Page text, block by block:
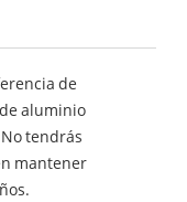
de
aluminio
tendrás
mantener